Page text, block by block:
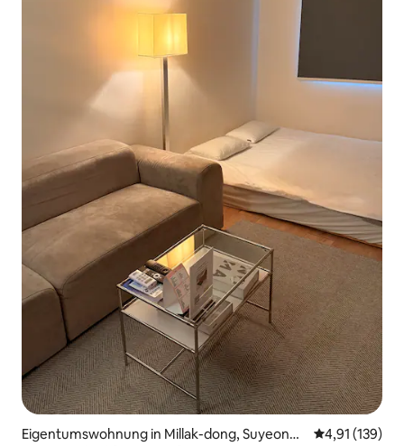
Eigentumswohnung in Millak-dong, Suyeong-
4,91 (139)